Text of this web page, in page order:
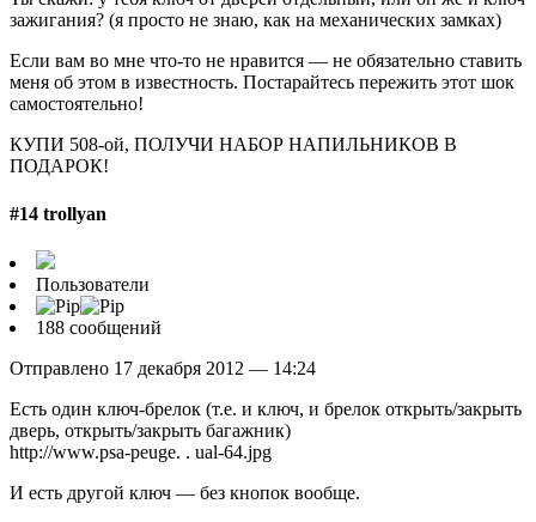
зажигания? (я просто не знаю, как на механических замках)
Если вам во мне что-то не нравится — не обязательно ставить
меня об этом в известность. Постарайтесь пережить этот шок
самостоятельно!
КУПИ 508-ой, ПОЛУЧИ НАБОР НАПИЛЬНИКОВ В
ПОДАРОК!
#14 trollyan
Пользователи
188 сообщений
Отправлено 17 декабря 2012 — 14:24
Есть один ключ-брелок (т.е. и ключ, и брелок открыть/закрыть
дверь, открыть/закрыть багажник)
http://www.psa-peuge. . ual-64.jpg
И есть другой ключ — без кнопок вообще.